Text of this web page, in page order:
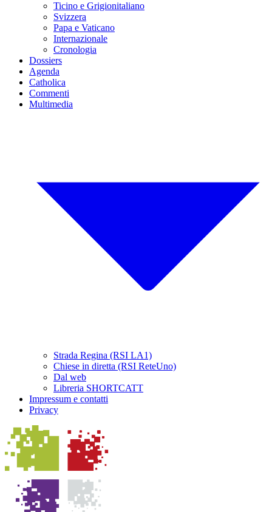
Ticino e Grigionitaliano
Svizzera
Papa e Vaticano
Internazionale
Cronologia
Dossiers
Agenda
Catholica
Commenti
Multimedia
Strada Regina (RSI LA1)
Chiese in diretta (RSI ReteUno)
Dal web
Libreria SHORTCATT
Impressum e contatti
Privacy